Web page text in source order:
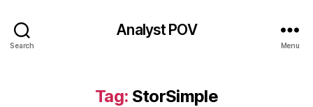
Search
Analyst POV
Menu
Tag: StorSimple